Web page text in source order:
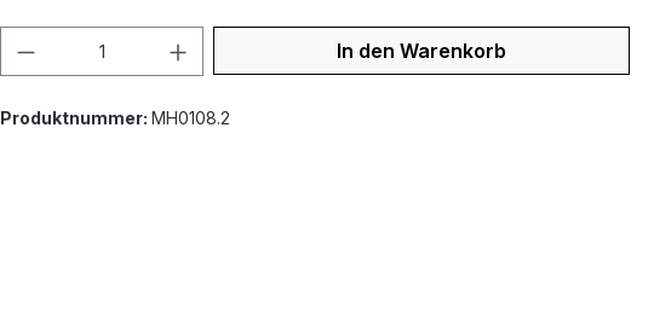
Produkt Anzahl: Gib den gewünschten Wert
In den Warenkorb
Produktnummer: MH0108.2